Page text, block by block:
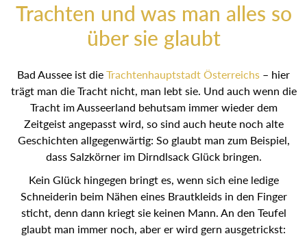
Trachten und was man alles so
über sie glaubt
Bad Aussee ist dieTrachtenhauptstadt Österreichs – hier
trägt man die Tracht nicht, man lebt sie. Und auch wenn die
Tracht im Ausseerland behutsam immer wieder dem
Zeitgeist angepasst wird, so sind auch heute noch alte
Geschichten allgegenwärtig: So glaubt man zum Beispiel,
dass Salzkörner im Dirndlsack Glück bringen.
Kein Glück hingegen bringt es, wenn sich eine ledige
Schneiderin beim Nähen eines Brautkleids in den Finger
sticht, denn dann kriegt sie keinen Mann. An den Teufel
glaubt man immer noch, aber er wird gern ausgetrickst: